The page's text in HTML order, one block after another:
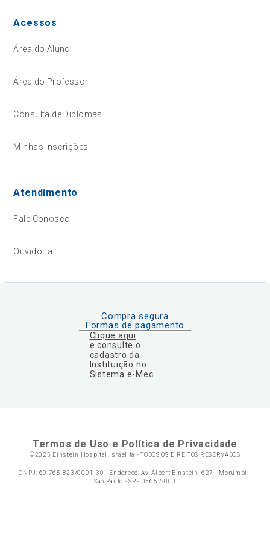
Acessos
Área do Aluno
Área do Professor
Consulta de Diplomas
Minhas Inscrições
Atendimento
Fale Conosco
Ouvidoria
Compra segura
Formas de pagamento
Clique aqui
e consulte o
cadastro da
Instituição no
Sistema e-Mec
Termos de Uso e Política de Privacidade
©2025 Einstein Hospital Israelita -TODOS OS DIREITOS RESERVADOS
CNPJ: 60.765.823/0001-30 - Endereço: Av. Albert Einstein, 627 - Morumbi -
São Paulo - SP - 05652-000